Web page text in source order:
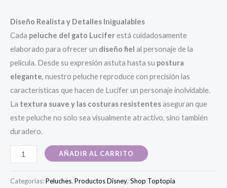
Diseño Realista y Detalles Inigualables
Cada peluche del gato Luciferestá cuidadosamente
elaborado para ofrecer un diseño fiel al personaje de la
película. Desde su expresión astuta hasta su postura
elegante, nuestro peluche reproduce con precisión las
características que hacen de Lucifer un personaje inolvidable.
La textura suave y las costuras resistentesaseguran que
este peluche no solo sea visualmente atractivo, sino también
duradero.
Peluche
Gato
lucifer
AÑADIR AL CARRITO
Categorías:Peluches, Productos Disney, Shop Toptopia